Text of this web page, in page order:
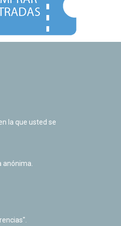
Política de cookies
a información pública
la que usted se